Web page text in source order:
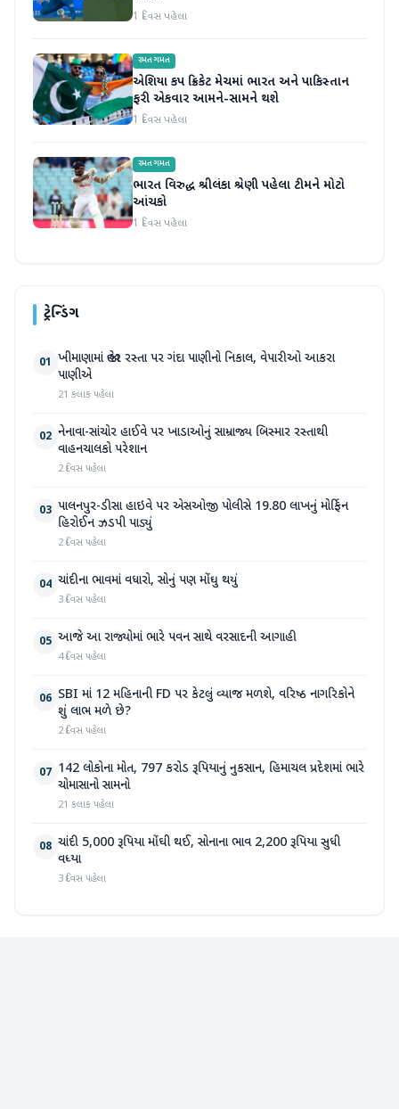
1 દિવસ પહેલા
રમતગમત
એશિયા કપ ક્રિકેટ મેચમાં ભારત અને પાકિસ્તાન
ફરી એકવાર આમને-સામને થશે
1 દિવસ પહેલા
રમતગમત
ભારત વિરુદ્ધ શ્રીલંકા શ્રેણી પહેલા ટીમને મોટો
આંચકો
1 દિવસ પહેલા
ટ્રેન્ડિંગ
01 ખીમાણામાં જાહેર રસ્તા પર ગંદા પાણીનો નિકાલ, વેપારીઓ આકરા
પાણીએ
21 કલાક પહેલા
02 નેનાવા-સાંચોર હાઈવે પર ખાડાઓનું સામ્રાજ્ય બિસ્માર રસ્તાથી
વાહનચાલકો પરેશાન
2 દિવસ પહેલા
03 પાલનપુર-ડીસા હાઇવે પર એસઓજી પોલીસે 19.80 લાખનું મોર્ફિન
હિરોઈન ઝડપી પાડ્યું
2 દિવસ પહેલા
04 ચાંદીના ભાવમાં વધારો, સોનું પણ મોંઘુ થયું
3 દિવસ પહેલા
05 આજે આ રાજ્યોમાં ભારે પવન સાથે વરસાદની આગાહી
4 દિવસ પહેલા
06 SBI માં 12 મહિનાની FD પર કેટલું વ્યાજ મળશે, વરિષ્ઠ નાગરિકોને
શું લાભ મળે છે?
2 દિવસ પહેલા
07 142 લોકોના મોત, 797 કરોડ રૂપિયાનું નુકસાન, હિમાચલ પ્રદેશમાં ભારે
ચોમાસાનો સામનો
21 કલાક પહેલા
08 ચાંદી 5,000 રૂપિયા મોંઘી થઈ, સોનાના ભાવ 2,200 રૂપિયા સુધી
વધ્યા
3 દિવસ પહેલા